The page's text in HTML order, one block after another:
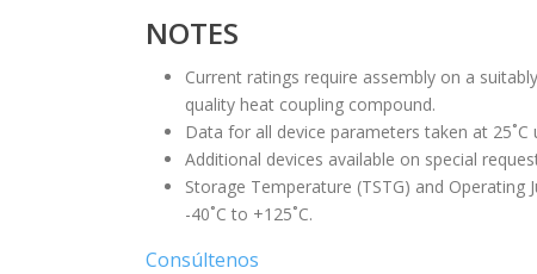
NOTES
Current ratings require assembly on a
quality heat coupling compound.
Data for all device parameters taken at
Additional devices available on special
Storage Temperature (TSTG) and Operating
-40˚C to +125˚C.
Consúltenos